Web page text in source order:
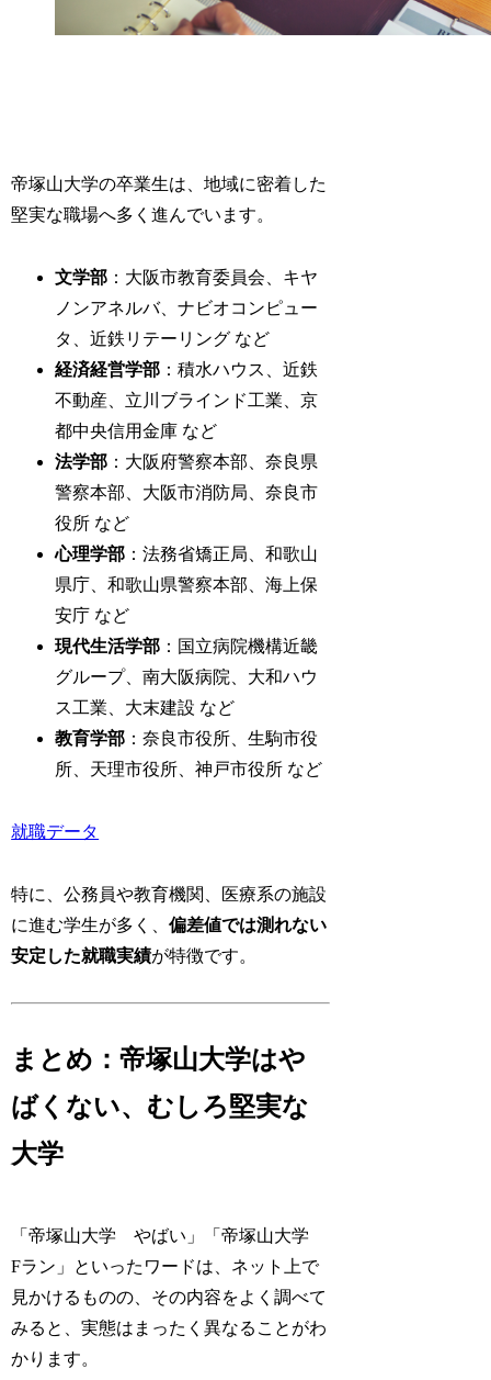
帝塚山大学の卒業生は、地域に密着した
堅実な職場へ多く進んでいます。
文学部 ：大阪市教育委員会、キヤ
ノンアネルバ、ナビオコンピュー
タ、近鉄リテーリング など
経済経営学部 ：積水ハウス、近鉄
不動産、立川ブラインド工業、京
都中央信用金庫 など
法学部 ：大阪府警察本部、奈良県
警察本部、大阪市消防局、奈良市
役所 など
心理学部 ：法務省矯正局、和歌山
県庁、和歌山県警察本部、海上保
安庁 など
現代生活学部 ：国立病院機構近畿
グループ、南大阪病院、大和ハウ
ス工業、大末建設 など
教育学部 ：奈良市役所、生駒市役
所、天理市役所、神戸市役所 など
就職データ
特に、公務員や教育機関、医療系の施設
に進む学生が多く、偏差値では測れない
安定した就職実績が特徴です。
まとめ：帝塚山大学はや
ばくない、むしろ堅実な
大学
「帝塚山大学 やばい」「帝塚山大学
Fラン」といったワードは、ネット上で
見かけるものの、その内容をよく調べて
みると、実態はまったく異なることがわ
かります。